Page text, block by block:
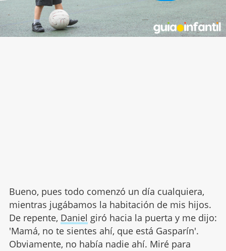
Bueno, pues todo comenzó un día cualquiera,
mientras jugábamos la habitación de mis hijos.
De repente, Daniel giró hacia la puerta y me dijo:
'Mamá, no te sientes ahí, que está Gasparín'.
Obviamente, no había nadie ahí. Miré para